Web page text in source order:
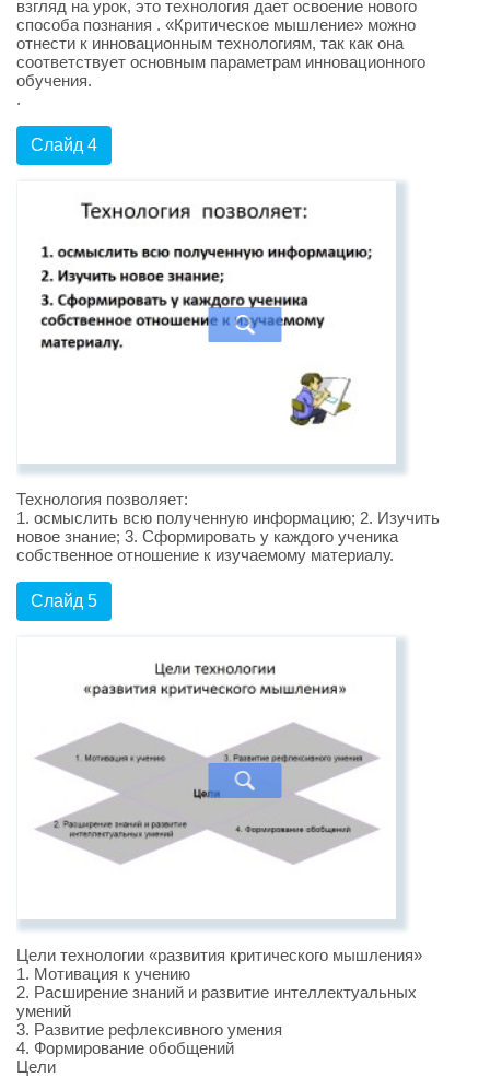
взгляд на урок, это технология дает освоение нового
способа познания . «Критическое мышление» можно
отнести к инновационным технологиям, так как она
соответствует основным параметрам инновационного
обучения.
.
Слайд 4
Технология позволяет:
1. осмыслить всю полученную информацию; 2. Изучить
новое знание; 3. Сформировать у каждого ученика
собственное отношение к изучаемому материалу.
Слайд 5
Цели технологии «развития критического мышления»
1. Мотивация к учению
2. Расширение знаний и развитие интеллектуальных
умений
3. Развитие рефлексивного умения
4. Формирование обобщений
Цели